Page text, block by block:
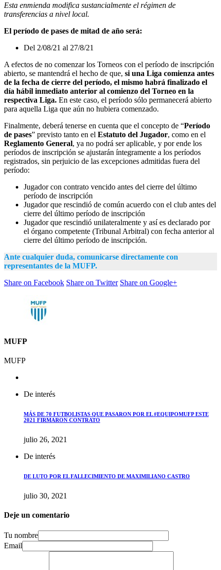
Esta enmienda modifica sustancialmente el régimen de
transferencias a nivel local.
El período de pases de mitad de año será:
Del 2/08/21 al 27/8/21
A efectos de no comenzar los Torneos con el período de inscripción
abierto, se mantendrá el hecho de que, si una Liga comienza antes
de la fecha de cierre del período, el mismo habrá finalizado el
día hábil inmediato anterior al comienzo del Torneo en la
respectiva Liga. En este caso, el período sólo permanecerá abierto
para aquella Liga que aún no hubiera comenzado.
Finalmente, deberá tenerse en cuenta que el concepto de “Período
de pases” previsto tanto en el Estatuto del Jugador, como en el
Reglamento General, ya no podrá ser aplicable, y por ende los
períodos de inscripción se ajustarán íntegramente a los períodos
registrados, sin perjuicio de las excepciones admitidas fuera del
período:
Jugador con contrato vencido antes del cierre del último
período de inscripción
Jugador que rescindió de común acuerdo con el club antes del
cierre del último período de inscripción
Jugador que rescindió unilateralmente y así es declarado por
el órgano competente (Tribunal Arbitral) con fecha anterior al
cierre del último período de inscripción.
Ante cualquier duda, comunicarse directamente con
representantes de la MUFP.
Share on Facebook Share on Twitter Share on Google+
MUFP
MUFP
De interés
MÁS DE 70 FUTBOLISTAS QUE PASARON POR EL #EQUIPOMUFP ESTE
2021 FIRMARON CONTRATO
julio 26, 2021
De interés
DE LUTO POR EL FALLECIMIENTO DE MAXIMILIANO CASTRO
julio 30, 2021
Deje un comentario
Tu nombre
Email